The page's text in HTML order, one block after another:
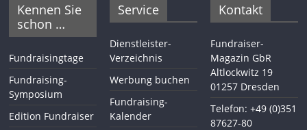
Kennen Sie
schon …
Fundraisingtage
Fundraising-
Symposium
Edition Fundraiser
Service
Dienstleister-
Verzeichnis
Werbung buchen
Fundraising-
Kalender
Kontakt
Fundraiser-
Magazin GbR
Altlockwitz 19
01257 Dresden
Telefon: +49 (0)351
87627-80